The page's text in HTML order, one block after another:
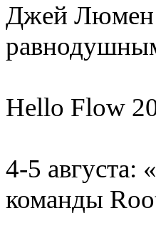
Джей Люмен
Hello Flow
4-5
команды